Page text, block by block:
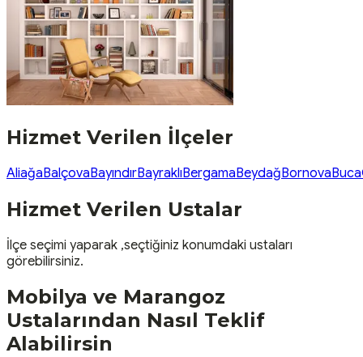
Hizmet Verilen İlçeler
AliağaBalçovaBayındırBayraklıBergamaBeydağBornovaBuca
Hizmet Verilen Ustalar
İlçe seçimi yaparak ,seçtiğiniz konumdaki ustaları
görebilirsiniz.
Mobilya ve Marangoz
Ustalarından Nasıl Teklif
Alabilirsin